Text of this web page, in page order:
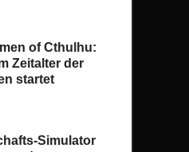
of Cthulhu:
Zeitalter der
startet
Simulator